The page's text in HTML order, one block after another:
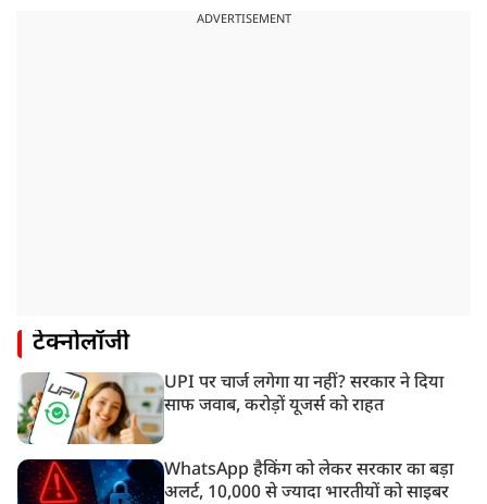
ADVERTISEMENT
टेक्नोलॉजी
UPI पर चार्ज लगेगा या नहीं? सरकार ने दिया
साफ जवाब, करोड़ों यूजर्स को राहत
WhatsApp हैकिंग को लेकर सरकार का बड़ा
अलर्ट, 10,000 से ज्यादा भारतीयों को साइबर